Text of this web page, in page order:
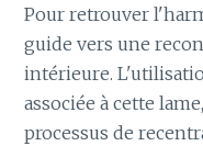
Pour retrouver
guide vers une
intérieure.
associée à cette
processus de